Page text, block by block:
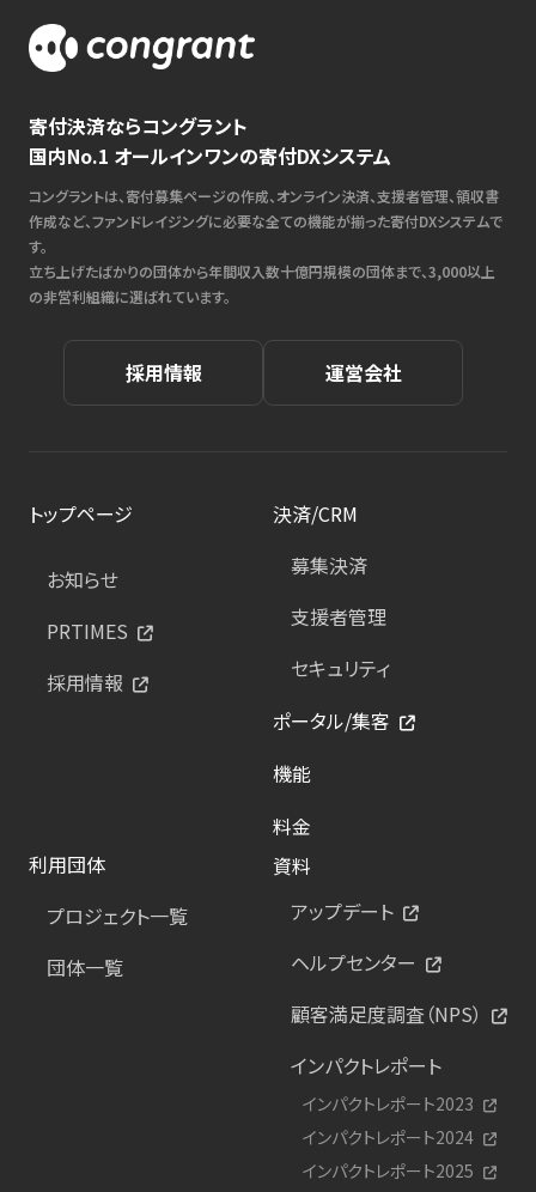
寄付決済ならコングラント
国内No.1 オールインワンの寄付DXシステム
コングラントは、寄付募集ページの作成、オンライン決済、支援者管理、領収書
作成など、ファンドレイジングに必要な全ての機能が揃った寄付DXシステムで
す。
立ち上げたばかりの団体から年間収入数十億円規模の団体まで、3,000以上
の非営利組織に選ばれています。
採用情報 運営会社
トップページ
お知らせ
PRTIMES
採用情報
決済/CRM
募集決済
支援者管理
セキュリティ
ポータル/集客
機能
料金
利用団体
プロジェクト一覧
団体一覧
資料
アップデート
ヘルプセンター
顧客満足度調査（NPS）
インパクトレポート
インパクトレポート2023
インパクトレポート2024
インパクトレポート2025